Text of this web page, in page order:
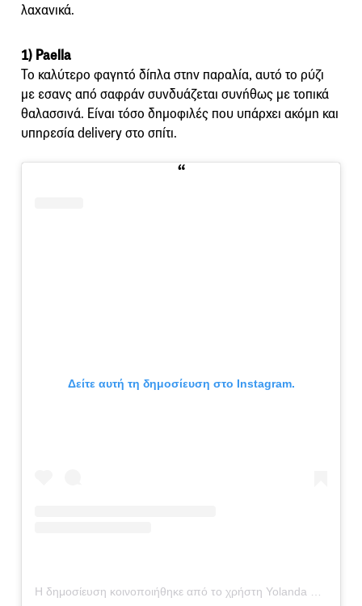
λαχανικά.
1) Paella
Το καλύτερο φαγητό δίπλα στην παραλία, αυτό το ρύζι
με εσανς από σαφράν συνδυάζεται συνήθως με τοπικά
θαλασσινά. Είναι τόσο δημοφιλές που υπάρχει ακόμη και
υπηρεσία delivery στο σπίτι.
Δείτε αυτή τη δημοσίευση στο Instagram.